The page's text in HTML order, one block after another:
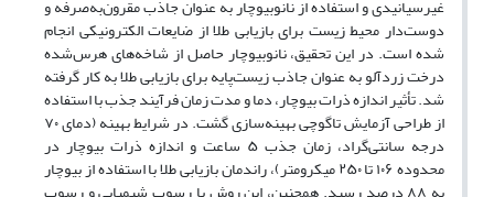
غیرسیانیدی و استفاده از نانوبیوچار به عنوان جاذب مقرون‌به‌صرفه و
دوست‌دار محیط زیست برای بازیابی طلا از ضایعات الکترونیکی انجام
شده است. در این تحقیق، نانوبیوچار حاصل از شاخه‌های هرس‌شده
درخت زردآلو به عنوان جاذب زیست‌پایه برای بازیابی طلا به کار گرفته
شد. تأثیر اندازه ذرات بیوچار، دما و مدت زمان فرآیند جذب با استفاده
از طراحی آزمایش تاگوچی بهینه‌سازی گشت. در شرایط بهینه (دمای ۷۰
درجه سانتی‌گراد، زمان جذب ۵ ساعت و اندازه ذرات بیوچار در
محدوده ۱۰۶ تا ۲۵۰ میکرومتر)، راندمان بازیابی طلا با استفاده از بیوچار